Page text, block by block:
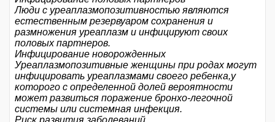
Люди с уреаплазмопозитивностью являются
естественным резервуаром сохранения и
размножения уреаплазм и инфицируют своих
половых партнеров.
Инфицирование новорожденных
Уреаплазмопозитивные женщины при родах могут
инфицировать уреаплазмами своего ребенка,у
которого с определенной долей вероятности
может развиться поражение бронхо-легочной
системы или системная инфекция.
Риск развития заболеваний